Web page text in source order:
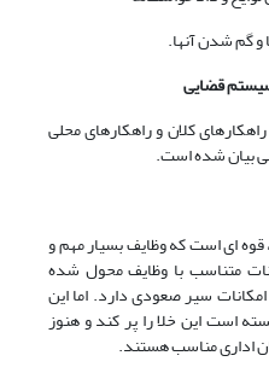
کلان و راهکارهای محلی
بیان شده است.
قوه ای است که وظایف بسیار مهم و
متناسب با وظایف محول شده
سیر صعودی دارد. اما این
است این خلا را پر کند و هنوز
اداری مناسب هستند.